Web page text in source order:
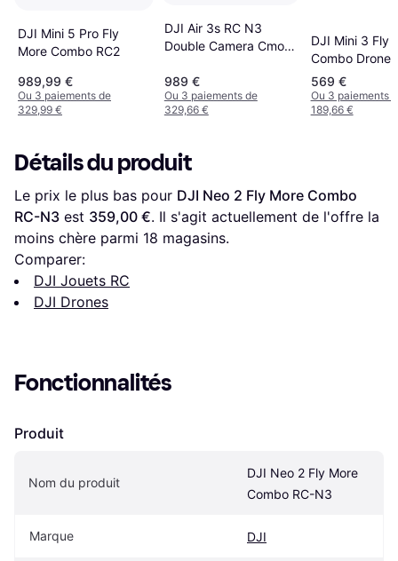
DJI Mini 5 Pro Fly
More Combo RC2
989,99 €
Ou 3 paiements de
329,99 €
DJI Air 3s RC N3
Double Camera Cmos
989 €
Ou 3 paiements de
329,66 €
DJI Mini 3 Fly
Combo Drone
569 €
Ou 3 paiements
189,66 €
Détails du produit
Le prix le plus bas pour DJI Neo 2 Fly More Combo
RC-N3 est 359,00 €. Il s'agit actuellement de l'offre la
moins chère parmi 18 magasins.
Comparer:
DJI Jouets RC
DJI Drones
Fonctionnalités
Produit
Nom du produit
DJI Neo 2 Fly More
Combo RC-N3
Marque DJI